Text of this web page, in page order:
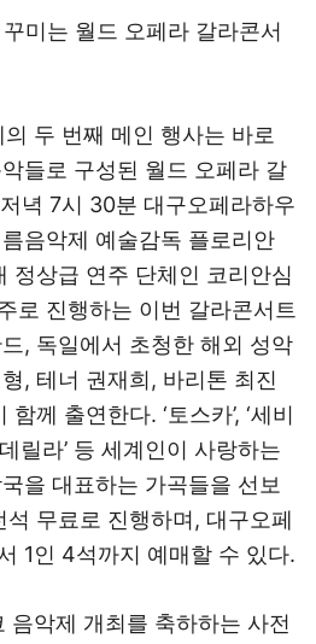
미는 월드 오페라 갈라콘서
두 번째 메인 행사는 바로
들로 구성된 월드 오페라 갈
녁 7시 30분 대구오페라하우
음악제 예술감독 플로리안
정상급 연주 단체인 코리안심
로 진행하는 이번 갈라콘서트
, 독일에서 초청한 해외 성악
, 테너 권재희, 바리톤 최진
께 출연한다. ‘토스카’, ‘세비
릴라’ 등 세계인이 사랑하는
을 대표하는 가곡들을 선보
무료로 진행하며, 대구오페
1인 4석까지 예매할 수 있다.
음악제 개최를 축하하는 사전